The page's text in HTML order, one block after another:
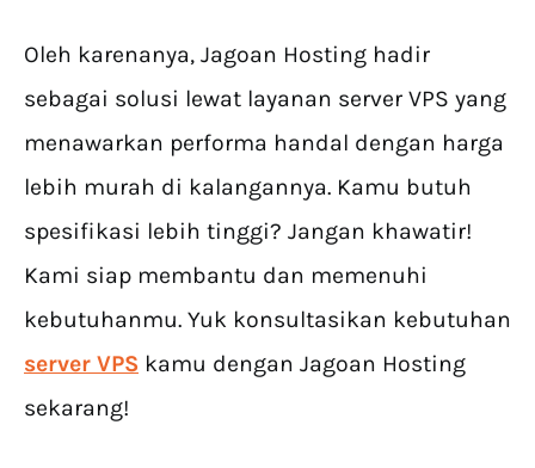
Oleh karenanya, Jagoan Hosting hadir
sebagai solusi lewat layanan server VPS yang
menawarkan performa handal dengan harga
lebih murah di kalangannya. Kamu butuh
spesifikasi lebih tinggi? Jangan khawatir!
Kami siap membantu dan memenuhi
kebutuhanmu. Yuk konsultasikan kebutuhan
server VPS kamu dengan Jagoan Hosting
sekarang!